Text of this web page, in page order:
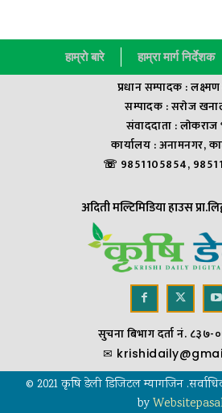
हाम्राे बारे हाम्रा मार्ग निर्देशक
प्रधान सम्पादक : लक्ष्मण
सम्पादक : सराेज
संवाददाता : लाेकराज
कार्यालय : अनामनगर,
☏ 9851105854,
अदिती मल्टिमिडिया हाउस
सुचना बिभाग दर्ता नं.
✉
© 2021 कृषि डेली डिजिटल म्यागजिन
by